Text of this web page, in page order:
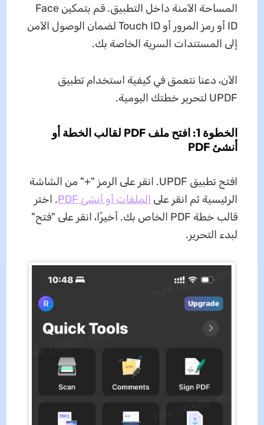
المساحة الآمنة داخل التطبيق. قم بتمكين Face
ID أو رمز المرور أو Touch ID لضمان الوصول الآمن
إلى المستندات السرية الخاصة بك.
الآن، دعنا نتعمق في كيفية استخدام تطبيق
UPDF لتحرير خطتك اليومية.
الخطوة 1: افتح ملف PDF لقالب الخطة أو
أنشئ PDF
افتح تطبيق UPDF. انقر على الرمز "+" من الشاشة
الرئيسية ثم انقر على الملفات أو أنشئ PDF
. اختر
قالب خطة PDF الخاص بك. أخيرًا، انقر على "فتح"
لبدء التحرير.